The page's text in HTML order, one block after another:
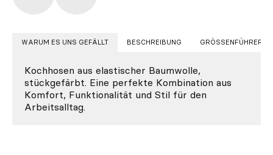
WARUM ES UNS GEFÄLLT BESCHREIBUNG GRÖSSENFÜHRER
Kochhosen aus elastischer Baumwolle,
stückgefärbt. Eine perfekte Kombination aus
Komfort, Funktionalität und Stil für den
Arbeitsalltag.